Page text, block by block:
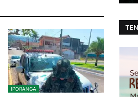
IPORANGA